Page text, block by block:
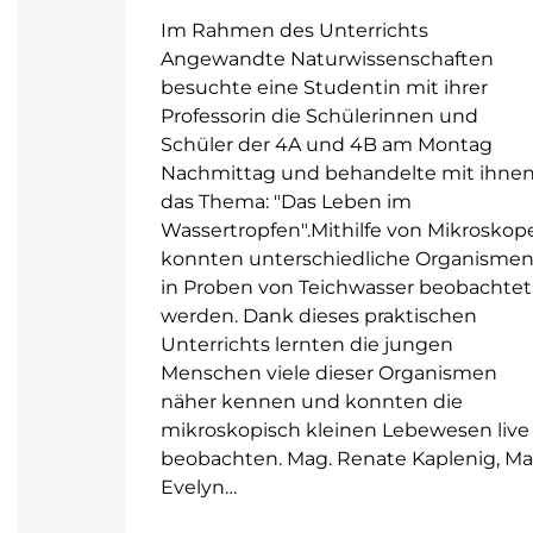
Im Rahmen des Unterrichts
Angewandte Naturwissenschaften
besuchte eine Studentin mit ihrer
Professorin die Schülerinnen und
Schüler der 4A und 4B am Montag
Nachmittag und behandelte mit ihnen
das Thema: "Das Leben im
Wassertropfen".Mithilfe von
konnten unterschiedliche Organismen
in Proben von Teichwasser beobachtet
werden. Dank dieses praktischen
Unterrichts lernten die jungen
Menschen viele dieser Organismen
näher kennen und konnten die
mikroskopisch kleinen Lebewesen live
beobachten. Mag. Renate Kaplenig,
Evelyn…